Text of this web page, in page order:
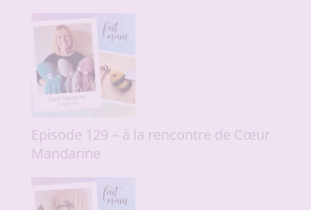
Episode 129 – à la rencontre de Cœur
Mandarine